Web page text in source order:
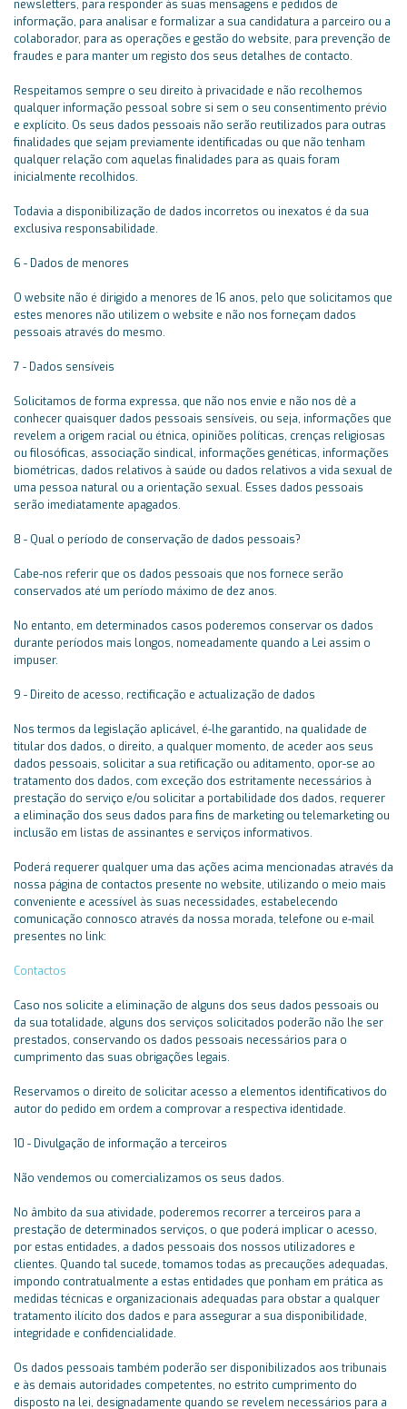
newsletters, para responder às suas mensagens e pedidos de
informação, para analisar e formalizar a sua candidatura a parceiro ou a
colaborador, para as operações e gestão do website, para prevenção de
fraudes e para manter um registo dos seus detalhes de contacto.
Respeitamos sempre o seu direito à privacidade e não recolhemos
qualquer informação pessoal sobre si sem o seu consentimento prévio
e explícito. Os seus dados pessoais não serão reutilizados para outras
finalidades que sejam previamente identificadas ou que não tenham
qualquer relação com aquelas finalidades para as quais foram
inicialmente recolhidos.
Todavia a disponibilização de dados incorretos ou inexatos é da sua
exclusiva responsabilidade.
6 - Dados de menores
O website não é dirigido a menores de 16 anos, pelo que solicitamos que
estes menores não utilizem o website e não nos forneçam dados
pessoais através do mesmo.
7 - Dados sensíveis
Solicitamos de forma expressa, que não nos envie e não nos dê a
conhecer quaisquer dados pessoais sensíveis, ou seja, informações que
revelem a origem racial ou étnica, opiniões políticas, crenças religiosas
ou filosóficas, associação sindical, informações genéticas, informações
biométricas, dados relativos à saúde ou dados relativos a vida sexual de
uma pessoa natural ou a orientação sexual. Esses dados pessoais
serão imediatamente apagados.
8 - Qual o período de conservação de dados pessoais?
Cabe-nos referir que os dados pessoais que nos fornece serão
conservados até um período máximo de dez anos.
No entanto, em determinados casos poderemos conservar os dados
durante períodos mais longos, nomeadamente quando a Lei assim o
impuser.
9 - Direito de acesso, rectificação e actualização de dados
Nos termos da legislação aplicável, é-lhe garantido, na qualidade de
titular dos dados, o direito, a qualquer momento, de aceder aos seus
dados pessoais, solicitar a sua retificação ou aditamento, opor-se ao
tratamento dos dados, com exceção dos estritamente necessários à
prestação do serviço e/ou solicitar a portabilidade dos dados, requerer
a eliminação dos seus dados para fins de marketing ou telemarketing ou
inclusão em listas de assinantes e serviços informativos.
Poderá requerer qualquer uma das ações acima mencionadas através da
nossa página de contactos presente no website, utilizando o meio mais
conveniente e acessível às suas necessidades, estabelecendo
comunicação connosco através da nossa morada, telefone ou e-mail
presentes no link:
Contactos
Caso nos solicite a eliminação de alguns dos seus dados pessoais ou
da sua totalidade, alguns dos serviços solicitados poderão não lhe ser
prestados, conservando os dados pessoais necessários para o
cumprimento das suas obrigações legais.
Reservamos o direito de solicitar acesso a elementos identificativos do
autor do pedido em ordem a comprovar a respectiva identidade.
10 - Divulgação de informação a terceiros
Não vendemos ou comercializamos os seus dados.
No âmbito da sua atividade, poderemos recorrer a terceiros para a
prestação de determinados serviços, o que poderá implicar o acesso,
por estas entidades, a dados pessoais dos nossos utilizadores e
clientes. Quando tal sucede, tomamos todas as precauções adequadas,
impondo contratualmente a estas entidades que ponham em prática as
medidas técnicas e organizacionais adequadas para obstar a qualquer
tratamento ilícito dos dados e para assegurar a sua disponibilidade,
integridade e confidencialidade.
Os dados pessoais também poderão ser disponibilizados aos tribunais
e às demais autoridades competentes, no estrito cumprimento do
disposto na lei, designadamente quando se revelem necessários para a